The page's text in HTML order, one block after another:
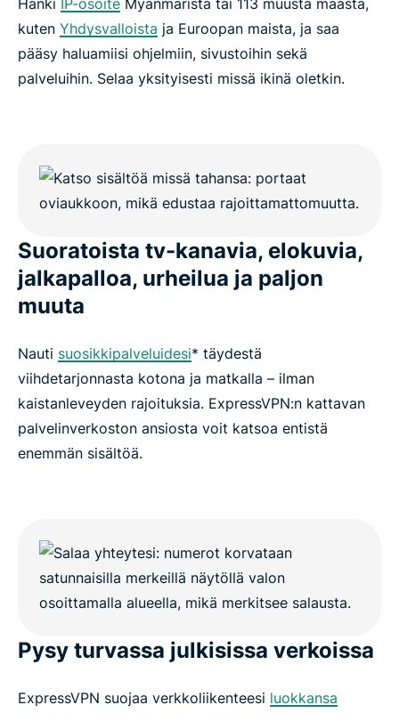
Kokeile Myanmarissa toimivaa VPN:ää ilman riskejä
Hanki IP-osoite Myanmarista tai 113 muusta maasta,
kuten Yhdysvalloista ja Euroopan maista, ja saa
pääsy haluamiisi ohjelmiin, sivustoihin sekä
palveluihin. Selaa yksityisesti missä ikinä oletkin.
Suoratoista tv-kanavia, elokuvia,
jalkapalloa, urheilua ja paljon
muuta
Nauti suosikkipalveluidesi* täydestä
viihdetarjonnasta kotona ja matkalla – ilman
kaistanleveyden rajoituksia. ExpressVPN:n kattavan
palvelinverkoston ansiosta voit katsoa entistä
enemmän sisältöä.
Pysy turvassa julkisissa verkoissa
ExpressVPN suojaa verkkoliikenteesi luokkansa